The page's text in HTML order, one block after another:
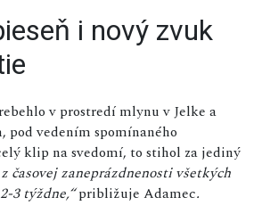
i nový zvuk
v prostredí mlynu v Jelke a
pod vedením spomínaného
klip na svedomí, to stihol za jediný
časovej zaneprázdnenosti všetkých
3 týždne,“približuje Adamec.